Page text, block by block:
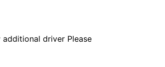
driver Please